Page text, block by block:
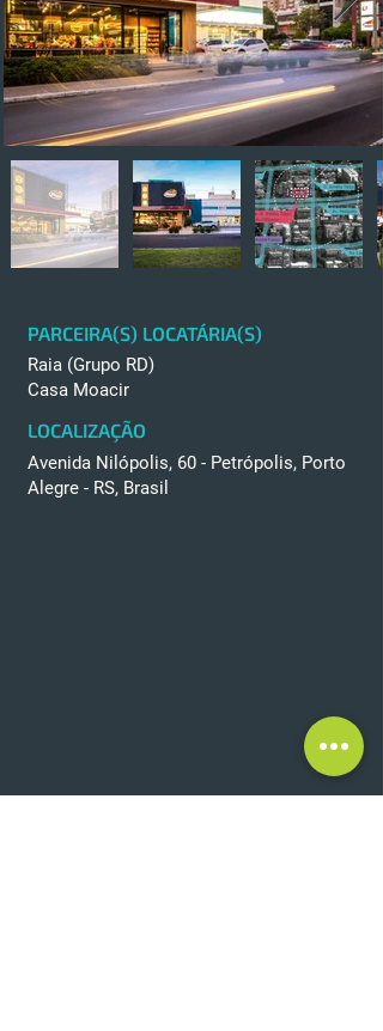
PARCEIRA(S) LOCATÁRIA(S)
Raia (Grupo RD)
Casa Moacir
LOCALIZAÇÃO
Avenida Nilópolis, 60 - Petrópolis, Porto
Alegre - RS, Brasil